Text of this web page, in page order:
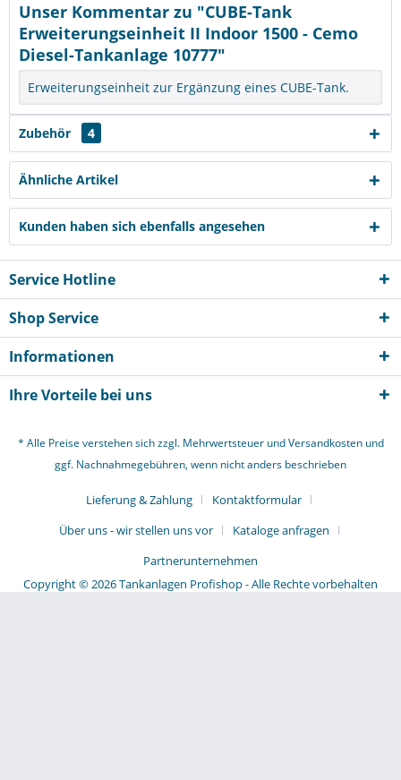
Unser Kommentar zu "CUBE-Tank
Erweiterungseinheit II Indoor 1500 - Cemo
Diesel-Tankanlage 10777"
Erweiterungseinheit zur Ergänzung eines CUBE-Tank.
Zubehör 4
Ähnliche Artikel
Kunden haben sich ebenfalls angesehen
Service Hotline
Shop Service
Informationen
Ihre Vorteile bei uns
* Alle Preise verstehen sich zzgl. Mehrwertsteuer undVersandkostenund
ggf. Nachnahmegebühren, wenn nicht anders beschrieben
Lieferung & Zahlung
Kontaktformular
Über uns - wir stellen uns vor
Kataloge anfragen
Partnerunternehmen
Copyright © 2026 Tankanlagen Profishop - Alle Rechte vorbehalten